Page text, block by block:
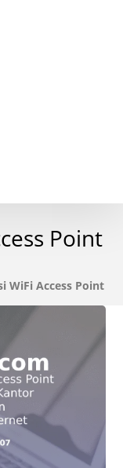
Point
WiFi Access Point